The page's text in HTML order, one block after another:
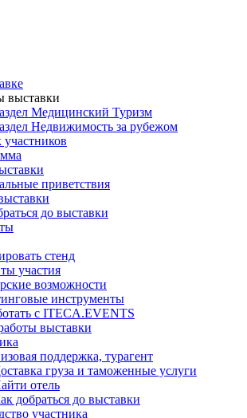
выставки
Медицинский Туризм
Недвижимость за рубежом
приветствия
до выставки
стенд
участия
возможности
инструменты
с ITECA.EVENTS
выставки
поддержка, турагент
груза и таможенные услуги
отель
добраться до выставки
участника